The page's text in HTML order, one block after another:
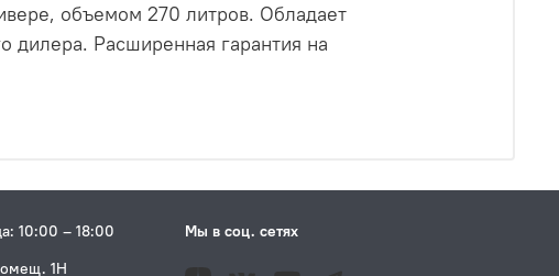
объемом 270 литров. Обладает
дилера. Расширенная гарантия на
10:00 – 18:00
1Н
Мы в соц. сетях